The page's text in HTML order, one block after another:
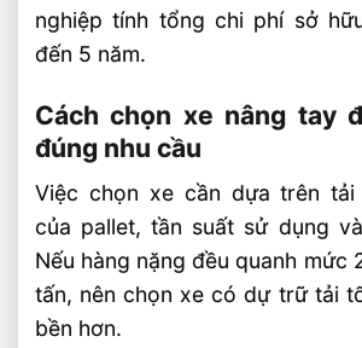
nghiệp tính tổng chi phí sở
đến 5 năm.
Cách chọn xe nâng tay
đúng nhu cầu
Việc chọn xe cần dựa trên
của pallet, tần suất sử dụng
Nếu hàng nặng đều quanh mức
tấn, nên chọn xe có dự trữ tải
bền hơn.